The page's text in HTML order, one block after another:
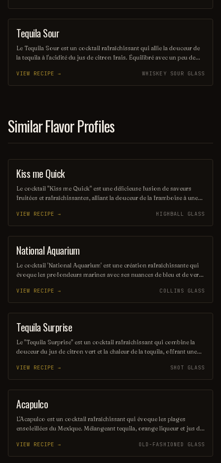
amateurs de cocktails classiques revisités, il saura séduire vos
papilles.
ORDINARY DRINK
Tequila Sour
Le Tequila Sour est un cocktail rafraîchissant qui allie la douceur de
la tequila à l'acidité du jus de citron frais. Équilibré avec un peu de
veloutée, il offre une expérience gustative à la fois vive et onctueuse.
Parfait pour les amateurs de cocktails qui recherchent une touche
VIEW RECIPE → WHISKEY SOUR GLASS
Similar Flavor Profiles
ORDINARY DRINK
Kiss me Quick
Le cocktail "Kiss me Quick" est une délicieuse fusion de saveurs
fruitées et rafraîchissantes, alliant la douceur de la framboise à une
éveiller les sens et apporter une touche de romantisme à vos soirées.
Laissez-vous séduire par son goût irrésistible et sa couleur vibrante
!
VIEW RECIPE → HIGHBALL GLASS
ORDINARY DRINK
National Aquarium
Le cocktail 'National Aquarium' est une création rafraîchissante qui
évoque les profondeurs marines avec ses nuances de bleu et de vert.
menthe, il offre une expérience gustative unique qui rappelle les
merveilles de l'océan. Parfait pour une soirée estivale, ce cocktail
séduira les amateurs de boissons originales et colorées.
VIEW RECIPE → COLLINS GLASS
SHOT
Tequila Surprise
Le "Tequila Surprise" est un cocktail rafraîchissant qui combine la
douceur du jus de citron vert et la chaleur de la tequila, offrant une
garni d'une tranche de citron, il est parfait pour les soirées estivales.
Une véritable surprise pour les amateurs de cocktails!
VIEW RECIPE → SHOT GLASS
ORDINARY DRINK
Acapulco
L'Acapulco est un cocktail rafraîchissant qui évoque les plages
ensoleillées du Mexique. Mélangeant tequila, orange liqueur et jus de
pour se détendre sous le soleil. Servi avec une garniture d'orange, ce
cocktail est un véritable voyage gustatif.
VIEW RECIPE → OLD-FASHIONED GLASS